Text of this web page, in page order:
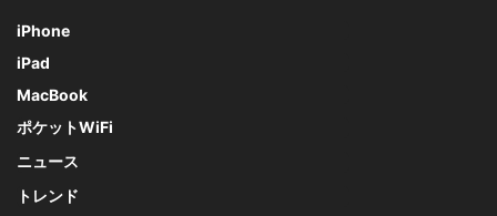
iPhone
iPad
MacBook
ポケットWiFi
ニュース
トレンド